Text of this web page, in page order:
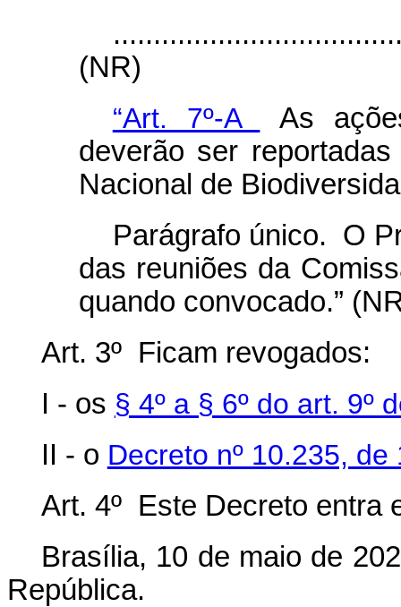
(NR)
“Art. 7º-A
As
deverão ser
Nacional de
Parágrafo único. O
das reuniões da
quando convocado.”
Art. 3º Ficam revogados:
I - os § 4º a § 6º do art. 9º
II - o Decreto nº 10.235,
Art. 4º Este Decreto entra
Brasília, 10 de maio de
República.